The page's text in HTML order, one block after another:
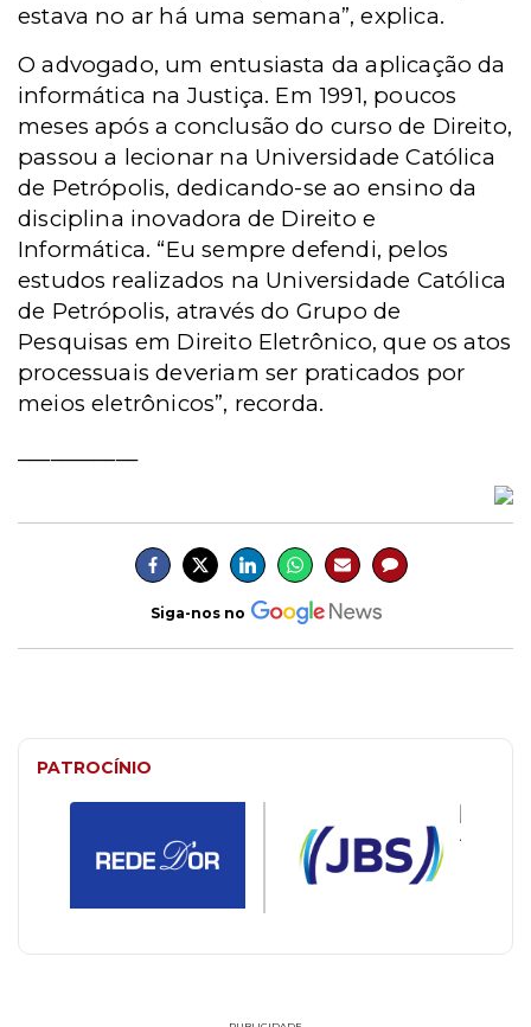
estava no ar há uma semana”, explica.
O advogado, um entusiasta da aplicação da
informática na Justiça. Em 1991, poucos
meses após a conclusão do curso de Direito,
passou a lecionar na Universidade Católica
de Petrópolis, dedicando-se ao ensino da
disciplina inovadora de Direito e
Informática. “Eu sempre defendi, pelos
estudos realizados na Universidade Católica
de Petrópolis, através do Grupo de
Pesquisas em Direito Eletrônico, que os atos
processuais deveriam ser praticados por
meios eletrônicos”, recorda.
Siga-nos no
PATROCÍNIO